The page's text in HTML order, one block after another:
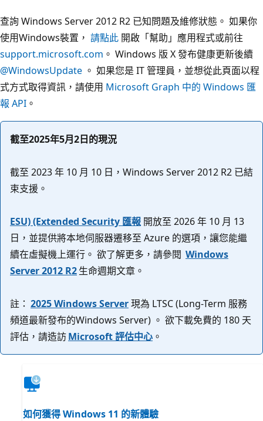
查詢 Windows Server 2012 R2 已知問題及維修狀態。 如果你
使用Windows裝置， 請點此 開啟「幫助」應用程式或前往
support.microsoft.com 。 Windows 版 X 發布健康更新後續
@WindowsUpdate 。 如果您是 IT 管理員，並想從此頁面以程
式方式取得資訊，請使用 Microsoft Graph 中的 Windows 匯
報 API 。
截至2025年5月2日的現況
截至 2023 年 10 月 10 日，Windows Server 2012 R2 已結
束支援。
ESU) (Extended Security 匯報 開放至 2026 年 10 月 13
日，並提供將本地伺服器遷移至 Azure 的選項，讓您能繼
續在虛擬機上運行。 欲了解更多，請參閱 Windows
Server 2012 R2生命週期文章。
註： 2025 Windows Server現為 LTSC (Long-Term 服務
頻道最新發布的Windows Server) 。 欲下載免費的 180 天
評估，請造訪Microsoft 評估中心 。
如何獲得 Windows 11 的新體驗